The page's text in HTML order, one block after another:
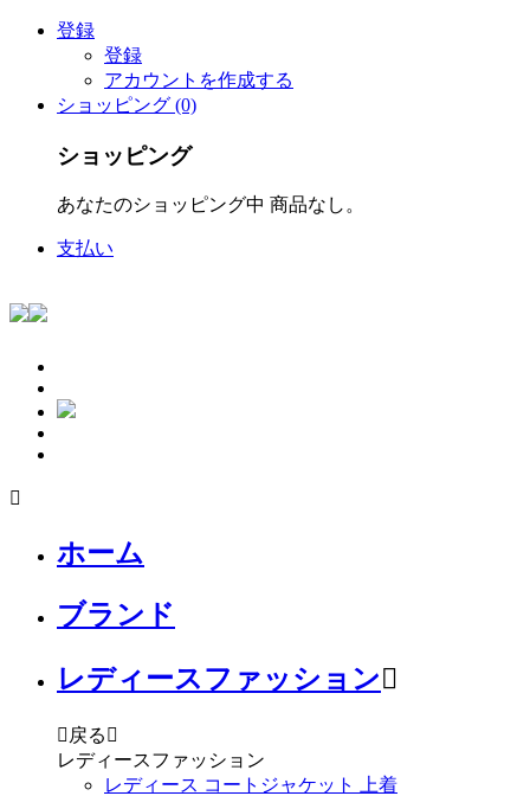
登録
登録
アカウントを作成する
ショッピング (0)
ショッピング
あなたのショッピング中 商品なし。
支払い

ホーム
ブランド
レディースファッション
 戻る 
レディースファッション
レディース コートジャケット 上着